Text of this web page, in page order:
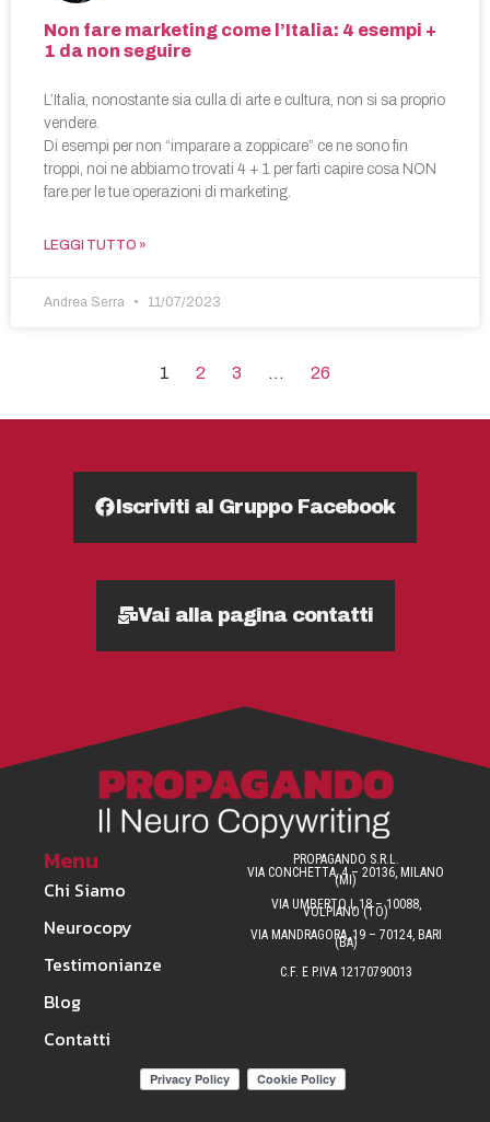
Non fare marketing come l’Italia: 4 esempi +
1 da non seguire
L’Italia, nonostante sia culla di arte e cultura, non si sa proprio
vendere.
Di esempi per non “imparare a zoppicare” ce ne sono fin
troppi, noi ne abbiamo trovati 4 + 1 per farti capire cosa NON
fare per le tue operazioni di marketing.
LEGGI TUTTO »
Andrea Serra 11/07/2023
1 2 3 … 26
Iscriviti al Gruppo Facebook
Vai alla pagina contatti
Menu
Chi Siamo
Neurocopy
Testimonianze
Blog
Contatti
PROPAGANDO S.R.L.
VIA CONCHETTA, 4 – 20136, MILANO
(MI)
VIA UMBERTO I, 18 – 10088,
VOLPIANO (TO)
VIA MANDRAGORA, 19 – 70124, BARI
(BA)
C.F. E P.IVA 12170790013